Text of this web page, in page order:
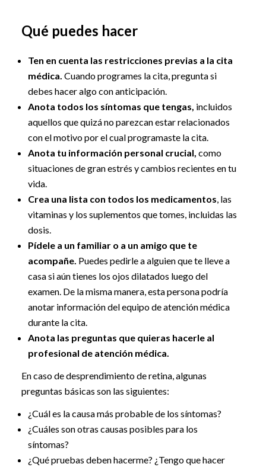
Qué puedes hacer
Ten en cuenta las restricciones previas a la cita
médica. Cuando programes la cita, pregunta si
debes hacer algo con anticipación.
Anota todos los síntomas que tengas, incluidos
aquellos que quizá no parezcan estar relacionados
con el motivo por el cual programaste la cita.
Anota tu información personal crucial, como
situaciones de gran estrés y cambios recientes en tu
vida.
Crea una lista con todos los medicamentos, las
vitaminas y los suplementos que tomes, incluidas las
dosis.
Pídele a un familiar o a un amigo que te
acompañe. Puedes pedirle a alguien que te lleve a
casa si aún tienes los ojos dilatados luego del
examen. De la misma manera, esta persona podría
anotar información del equipo de atención médica
durante la cita.
Anota las preguntas que quieras hacerle al
profesional de atención médica.
En caso de desprendimiento de retina, algunas
preguntas básicas son las siguientes:
¿Cuál es la causa más probable de los síntomas?
¿Cuáles son otras causas posibles para los
síntomas?
¿Qué pruebas deben hacerme? ¿Tengo que hacer